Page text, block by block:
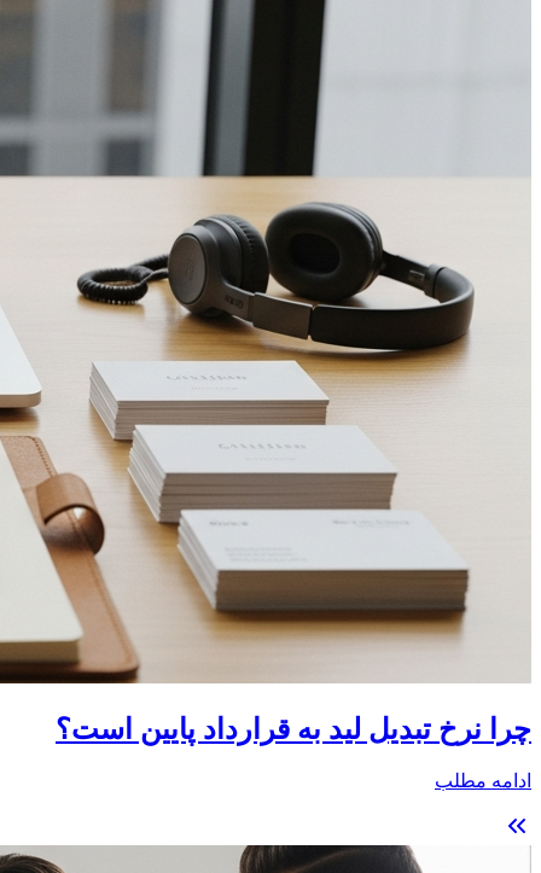
چرا نرخ تبدیل لید به قرارداد پایین است؟
ادامه مطلب